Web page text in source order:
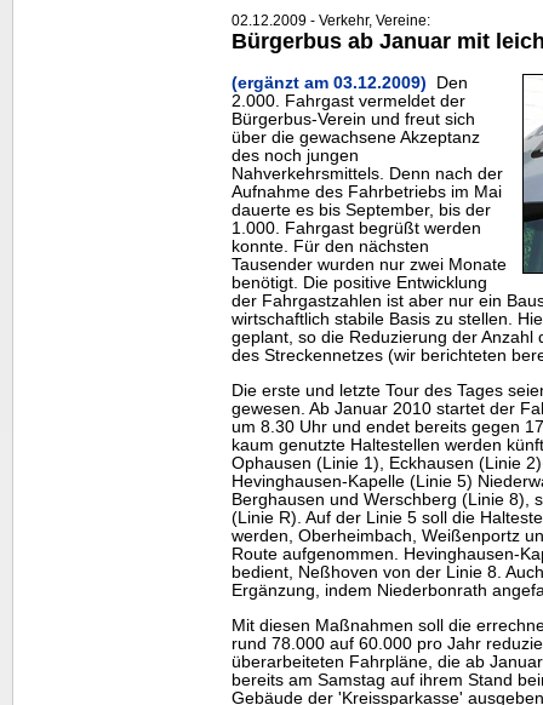
02.12.2009 - Verkehr, Vereine:
Bürgerbus ab Januar mit
(ergänzt am 03.12.2009) Den
2.000. Fahrgast vermeldet der
Bürgerbus-Verein und freut sich
über die gewachsene Akzeptanz
des noch jungen
Nahverkehrsmittels. Denn nach der
Aufnahme des Fahrbetriebs im Mai
dauerte es bis September, bis der
1.000. Fahrgast begrüßt werden
konnte. Für den nächsten
Tausender wurden nur zwei Monate
benötigt. Die positive Entwicklung
der Fahrgastzahlen ist aber nur ein
wirtschaftlich stabile Basis zu stellen.
geplant, so die Reduzierung der Anzahl
des Streckennetzes (wir berichteten
Die erste und letzte Tour des Tages
gewesen. Ab Januar 2010 startet der
um 8.30 Uhr und endet bereits gegen
kaum genutzte Haltestellen werden
Ophausen (Linie 1), Eckhausen (Linie
Hevinghausen-Kapelle (Linie 5)
Berghausen und Werschberg (Linie 8),
(Linie R). Auf der Linie 5 soll die
werden, Oberheimbach, Weißenportz
Route aufgenommen. Hevinghausen-
bedient, Neßhoven von der Linie 8.
Ergänzung, indem Niederbonrath
Mit diesen Maßnahmen soll die
rund 78.000 auf 60.000 pro Jahr
überarbeiteten Fahrpläne, die ab
bereits am Samstag auf ihrem Stand
Gebäude der 'Kreissparkasse'